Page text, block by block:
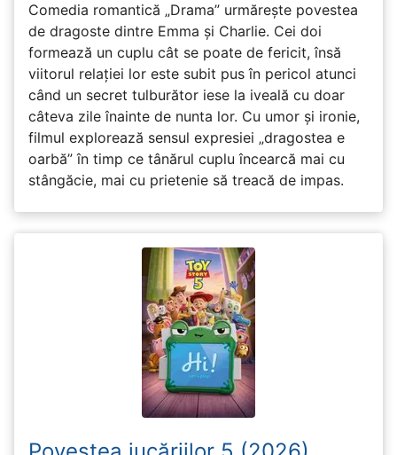
Comedia romantică „Drama” urmărește povestea
de dragoste dintre Emma și Charlie. Cei doi
formează un cuplu cât se poate de fericit, însă
viitorul relației lor este subit pus în pericol atunci
când un secret tulburător iese la iveală cu doar
câteva zile înainte de nunta lor. Cu umor și ironie,
filmul explorează sensul expresiei „dragostea e
oarbă” în timp ce tânărul cuplu încearcă mai cu
stângăcie, mai cu prietenie să treacă de impas.